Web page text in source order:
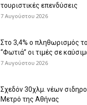
τουριστικές επενδύσεις
7 Αυγούστου 2026
Στο 3,4% ο πληθωρισμός
“Φωτιά” οι τιμές σε
7 Αυγούστου 2026
Σχεδόν 30χλμ. νέων
Μετρό της Αθήνας